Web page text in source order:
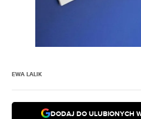
EWA LALIK
DODAJ DO ULUBIONYCH